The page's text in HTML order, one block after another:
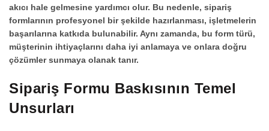
akıcı hale gelmesine yardımcı olur. Bu nedenle, sipariş
formlarının profesyonel bir şekilde hazırlanması, işletmelerin
başarılarına katkıda bulunabilir. Aynı zamanda, bu form türü,
müşterinin ihtiyaçlarını daha iyi anlamaya ve onlara doğru
çözümler sunmaya olanak tanır.
Sipariş Formu Baskısının Temel
Unsurları